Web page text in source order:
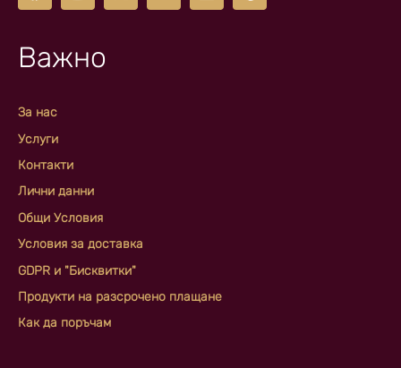
Важно
За нас
Услуги
Контакти
Лични данни
Общи Условия
Условия за доставка
GDPR и "Бисквитки"
Продукти на разсрочено плащане
Как да поръчам